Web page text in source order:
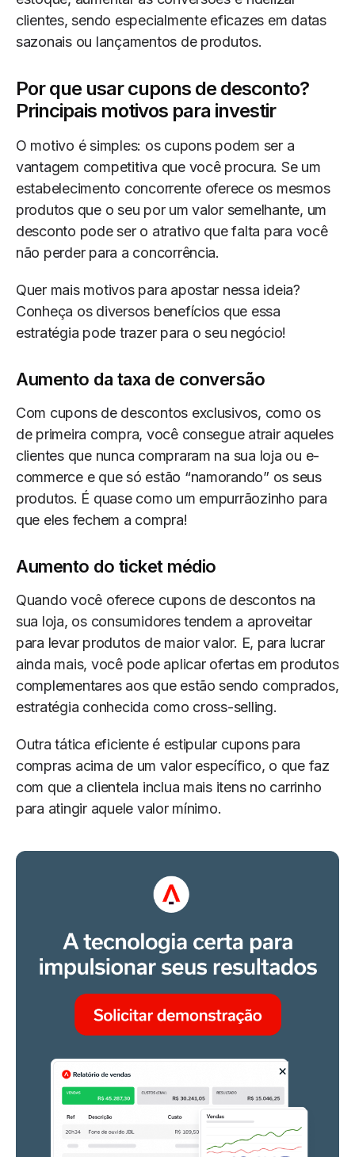
clientes, sendo especialmente eficazes em datas
sazonais ou lançamentos de produtos.
Por que usar cupons de desconto?
Principais motivos para investir
O motivo é simples: os cupons podem ser a
vantagem competitiva que você procura. Se um
estabelecimento concorrente oferece os mesmos
produtos que o seu por um valor semelhante, um
desconto pode ser o atrativo que falta para você
não perder para a concorrência.
Quer mais motivos para apostar nessa ideia?
Conheça os diversos benefícios que essa
estratégia pode trazer para o seu negócio!
Aumento da taxa de conversão
Com cupons de descontos exclusivos, como os
de primeira compra, você consegue atrair aqueles
clientes que nunca compraram na sua loja ou e-
commerce e que só estão “namorando” os seus
produtos. É quase como um empurrãozinho para
que eles fechem a compra!
Aumento do ticket médio
Quando você oferece cupons de descontos na
sua loja, os consumidores tendem a aproveitar
para levar produtos de maior valor. E, para lucrar
ainda mais, você pode aplicar ofertas em produtos
complementares aos que estão sendo comprados,
estratégia conhecida como cross-selling.
Outra tática eficiente é estipular cupons para
compras acima de um valor específico, o que faz
com que a clientela inclua mais itens no carrinho
para atingir aquele valor mínimo.